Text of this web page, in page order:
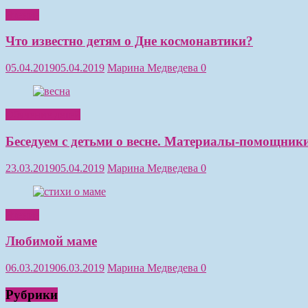
Что известно детям о Дне космонавтики?
05.04.201905.04.2019 Марина Медведева 0
Беседуем с детьми о весне. Материалы-
23.03.201905.04.2019 Марина Медведева 0
Любимой маме
06.03.201906.03.2019 Марина Медведева 0
Рубрики